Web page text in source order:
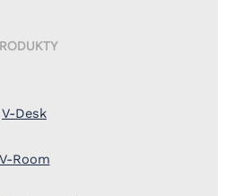
V-Desk
V-Room